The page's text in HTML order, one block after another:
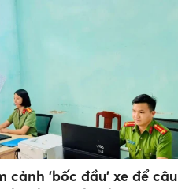
cảnh 'bốc đầu' xe để câu